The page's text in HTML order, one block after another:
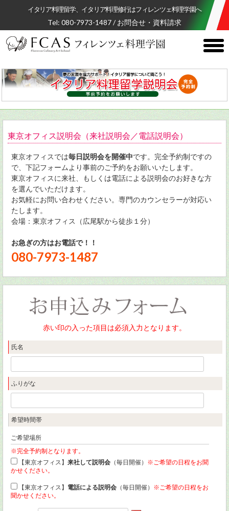
イタリア料理留学、イタリア料理修行はフィレンツェ料理学園へ
Tel: 080-7973-1487/お問合せ・資料請求
東京オフィス説明会（来社説明会／電話説明会）
東京オフィスでは毎日説明会を開催中です。完全予約制ですの
で、下記フォームより事前のご予約をお願いいたします。
東京オフィスに来社、もしくは電話による説明会のお好きな方
を選んでいただけます。
お気軽にお問い合わせください。専門のカウンセラーが対応い
たします。
会場：東京オフィス（広尾駅から徒歩１分）
お急ぎの方はお電話で！！
080-7973-1487
赤い印の入った項目は必須入力となります。
氏名
ふりがな
希望時間帯
ご希望場所
※完全予約制となります。
【東京オフィス】 来社して説明会（毎日開催） ※ご希望の日程をお聞
かせください。
【東京オフィス】 電話による説明会（毎日開催） ※ご希望の日程をお
聞かせください。